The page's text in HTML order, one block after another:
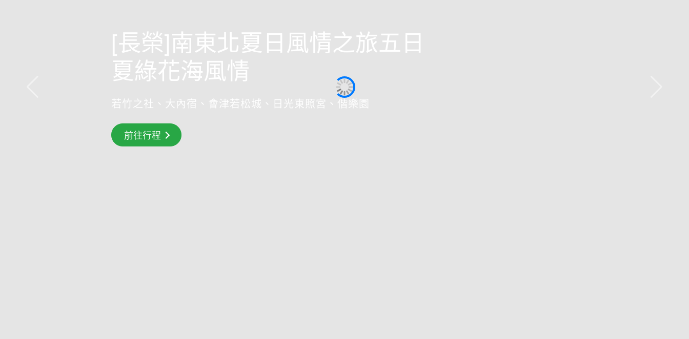
搶先GO
前往行程
前往行程
[長榮]南東北夏日風情之旅五日
夏綠花海風情
若竹之社、大內宿、會津若松城、日光東照宮、偕樂園
前往行程